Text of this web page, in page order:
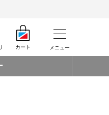
カート メニュー